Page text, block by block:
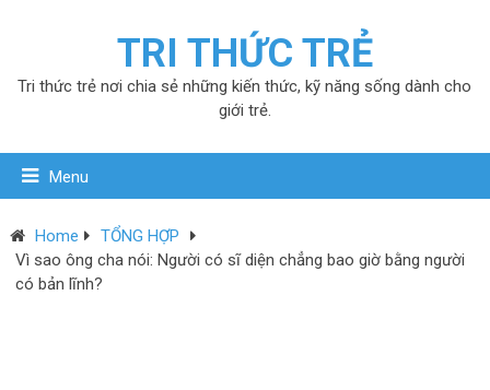
TRI THỨC TRẺ
Tri thức trẻ nơi chia sẻ những kiến thức, kỹ năng sống dành cho
giới trẻ.
Menu
Home
TỔNG HỢP
Vì sao ông cha nói: Người có sĩ diện chẳng bao giờ bằng người
có bản lĩnh?